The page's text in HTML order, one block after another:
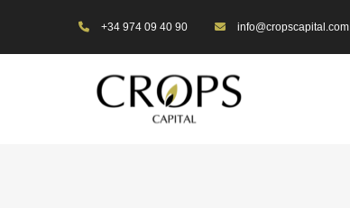
+34 974 09 40 90 info@cropscapital.com